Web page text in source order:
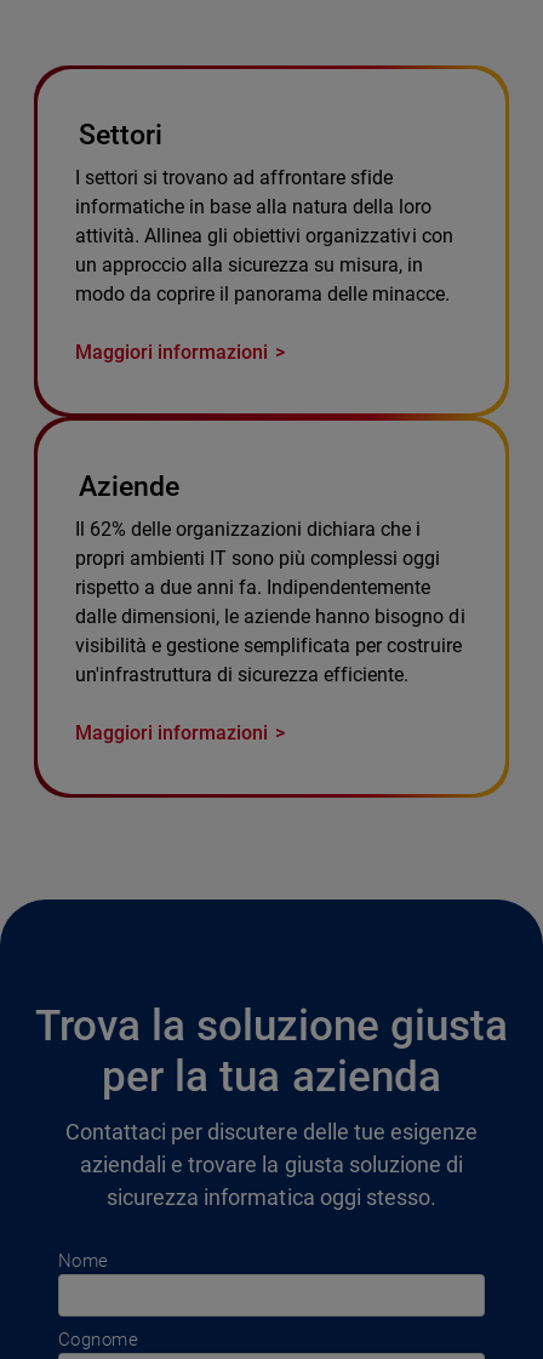
Settori
I settori si trovano ad affrontare sfide
informatiche in base alla natura della loro
attività. Allinea gli obiettivi organizzativi con
un approccio alla sicurezza su misura, in
modo da coprire il panorama delle minacce.
Maggiori informazioni
Aziende
Il 62% delle organizzazioni dichiara che i
propri ambienti IT sono più complessi oggi
rispetto a due anni fa. Indipendentemente
dalle dimensioni, le aziende hanno bisogno di
visibilità e gestione semplificata per costruire
un'infrastruttura di sicurezza efficiente.
Maggiori informazioni
Nome
Cognome
Trova la soluzione giusta
per la tua azienda
Contattaci per discutere delle tue esigenze
aziendali e trovare la giusta soluzione di
sicurezza informatica oggi stesso.